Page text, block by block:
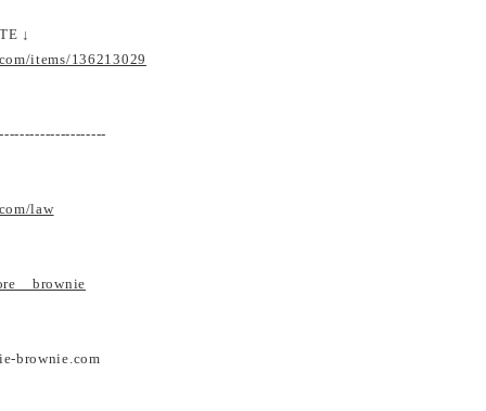
↓
items/136213029
law
brownie.com